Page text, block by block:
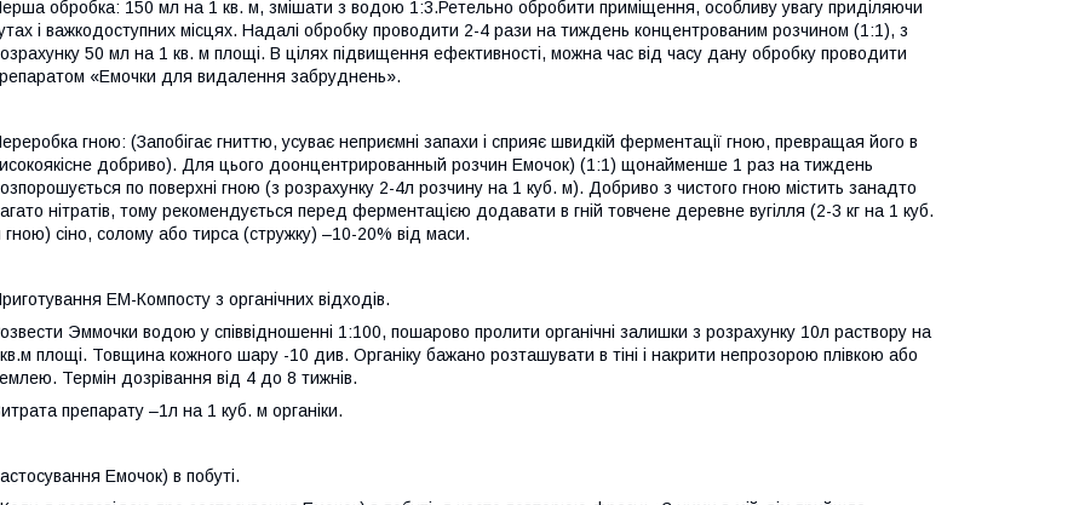
обробка: 150 мл на 1 кв. м, змішати з водою 1:3.Ретельно обробити приміщення, особливу увагу приділяючи
і важкодоступних місцях. Надалі обробку проводити 2-4 рази на тиждень концентрованим розчином (1:1), з
50 мл на 1 кв. м площі. В цілях підвищення ефективності, можна час від часу дану обробку проводити
«Емочки для видалення забруднень».
гною: (Запобігає гниттю, усуває неприємні запахи і сприяє швидкій ферментації гною, превращая його в
добриво). Для цього доонцентрированный розчин Емочок) (1:1) щонайменше 1 раз на тиждень
по поверхні гною (з розрахунку 2-4л розчину на 1 куб. м). Добриво з чистого гною містить занадто
нітратів, тому рекомендується перед ферментацією додавати в гній товчене деревне вугілля (2-3 кг на 1 куб.
гною) сіно, солому або тирса (стружку) –10-20% від маси.
ЕМ-Компосту з органічних відходів.
Эммочки водою у співвідношенні 1:100, пошарово пролити органічні залишки з розрахунку 10л раствору на
площі. Товщина кожного шару -10 див. Органіку бажано розташувати в тіні і накрити непрозорою плівкою або
Термін дозрівання від 4 до 8 тижнів.
препарату –1л на 1 куб. м органіки.
Емочок) в побуті.